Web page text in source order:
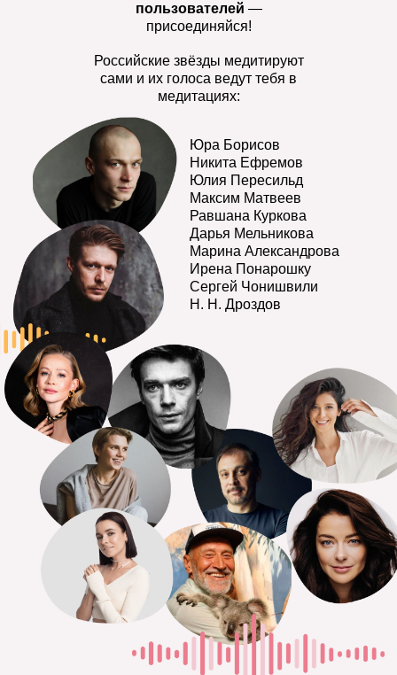
Российские звёзды медитируют
сами и их голоса ведут тебя в
медитациях:
пользователей —
присоединяйся!
Юра Борисов
Никита Ефремов
Юлия Пересильд
Максим Матвеев
Равшана Куркова
Дарья Мельникова
Марина Александрова
Ирена Понарошку
Сергей Чонишвили
Н. Н. Дроздов